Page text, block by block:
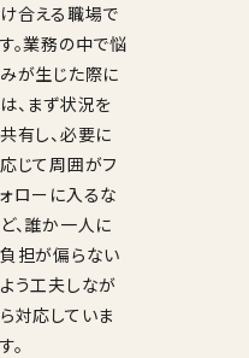
け合える職場で
す。業務の中で悩
みが生じた際に
は、まず状況を
共有し、必要に
応じて周囲がフ
ォローに入るな
ど、誰か一人に
負担が偏らない
よう工夫しなが
ら対応していま
す。